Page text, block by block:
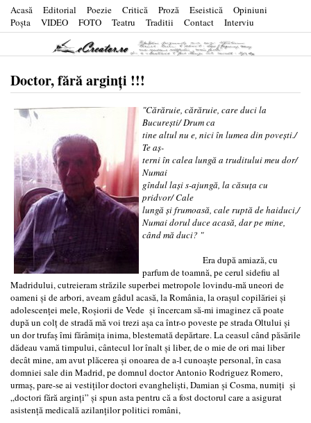
Acasă Editorial Poezie Critică Proză Eseistică
Opiniuni
Poşta
VIDEO FOTO Teatru Traditii Contact Interviu
Doctor, fără arginți !!!
"Cărăruie, cărăruie, care duci la
București/ Drum ca
tine altul nu e, nici în lumea din povești./
Te aș-
terni în calea lungă a truditului meu dor/
Numai
gîndul lași s-ajungă, la căsuța cu
pridvor/ Cale
lungă și frumoasă, cale ruptă de haiduci,/
Numai dorul duce acasă, dar pe mine,
când mă duci? "
Era după amiază, cu
parfum de toamnă, pe cerul sidefiu al
Madridului, cutreieram străzile superbei metropole lovindu-mă uneori de
oameni şi de arbori, aveam gâdul acasă, la România, la oraşul copilăriei şi
adolescenţei mele, Roşiorii de Vede şi încercam să-mi imaginez că poate
după un colţ de stradă mă voi trezi aşa ca într-o poveste pe strada Oltului şi
un dor trufaş îmi fărâmiţa inima, blestemată depărtare. La ceasul când păsările
dădeau vamă timpului, cântecul lor înalt şi liber, de o mie de ori mai liber
decât mine, am avut plăcerea și onoarea de a-l cunoaște personal, în casa
domniei sale din Madrid, pe domnul doctor Antonio Rodriguez Romero,
urmaș, pare-se ai vestiților doctori evangheliști, Damian și Cosma, numiți și
„doctori fără arginți” și spun asta pentru că a fost doctorul care a asigurat
asistență medicală azilanților politici români,